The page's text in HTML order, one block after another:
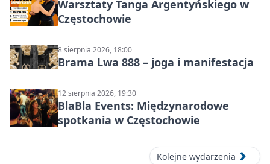
Warsztaty Tanga Argentyńskiego w
Częstochowie
8 sierpnia 2026, 18:00
Brama Lwa 888 – joga i manifestacja
12 sierpnia 2026, 19:30
BlaBla Events: Międzynarodowe
spotkania w Częstochowie
Kolejne wydarzenia